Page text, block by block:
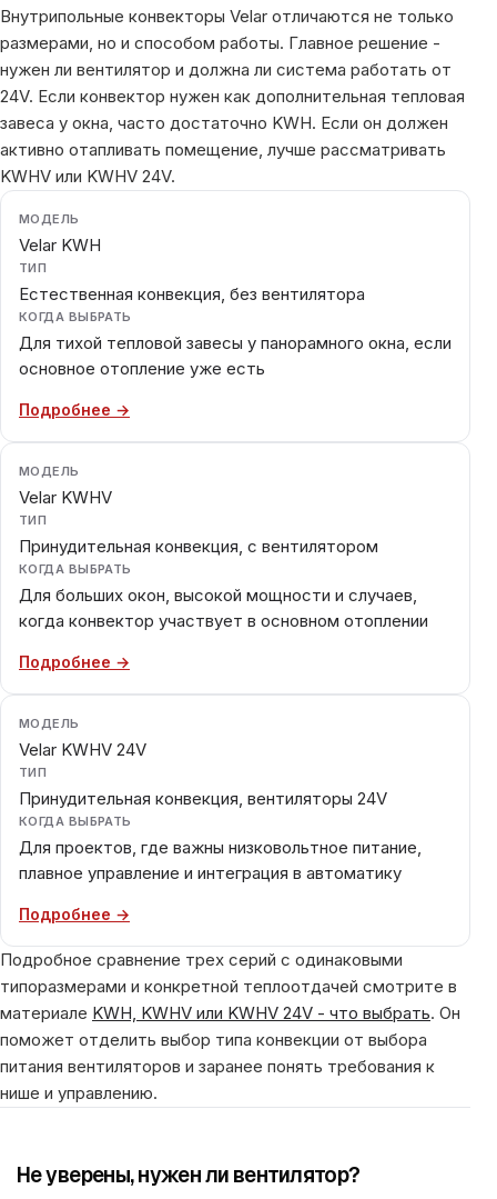
Внутрипольные конвекторы Velar отличаются не только
размерами, но и способом работы. Главное решение -
нужен ли вентилятор и должна ли система работать от
24V. Если конвектор нужен как дополнительная тепловая
завеса у окна, часто достаточно KWH. Если он должен
активно отапливать помещение, лучше рассматривать
KWHV или KWHV 24V.
МОДЕЛЬ
Velar KWH
ТИП
Естественная конвекция, без вентилятора
КОГДА ВЫБРАТЬ
Для тихой тепловой завесы у панорамного окна, если
основное отопление уже есть
Подробнее →
МОДЕЛЬ
Velar KWHV
ТИП
Принудительная конвекция, с вентилятором
КОГДА ВЫБРАТЬ
Для больших окон, высокой мощности и случаев,
когда конвектор участвует в основном отоплении
Подробнее →
МОДЕЛЬ
Velar KWHV 24V
ТИП
Принудительная конвекция, вентиляторы 24V
КОГДА ВЫБРАТЬ
Для проектов, где важны низковольтное питание,
плавное управление и интеграция в автоматику
Подробнее →
Подробное сравнение трех серий с одинаковыми
типоразмерами и конкретной теплоотдачей смотрите в
материале KWH, KWHV или KWHV 24V - что выбрать. Он
поможет отделить выбор типа конвекции от выбора
питания вентиляторов и заранее понять требования к
нише и управлению.
Не уверены, нужен ли вентилятор?